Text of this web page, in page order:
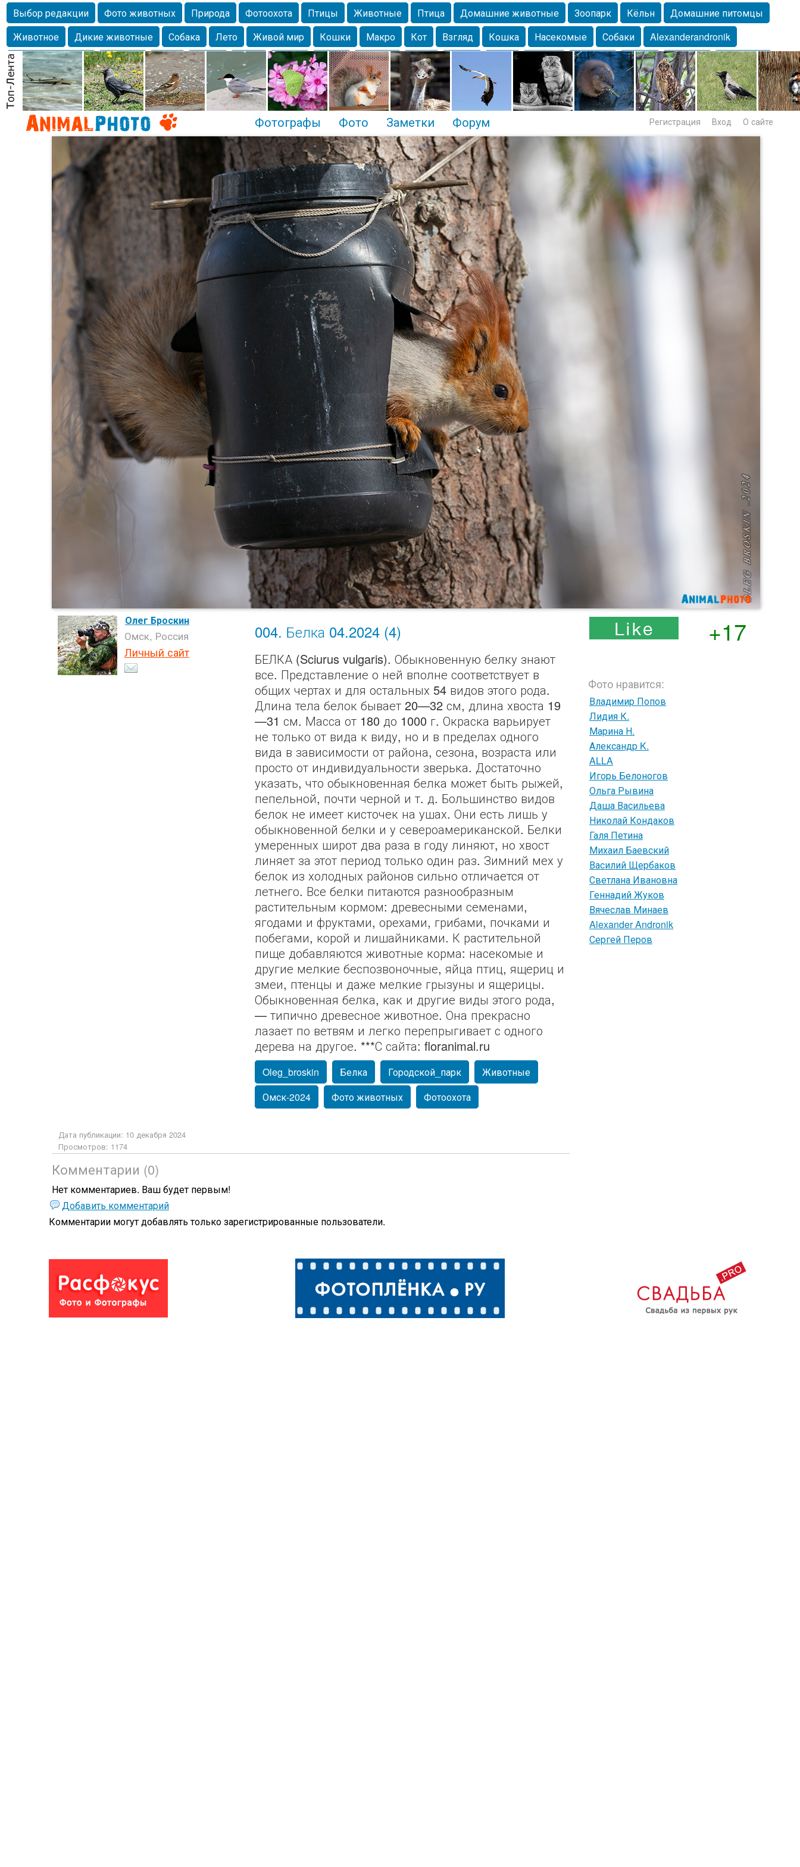
Выбор редакции Фото животных Природа Фотоохота Птицы Животные Птица Домашние животные Зоопарк Кёльн
Домашние питомцы
Животное
Дикие животные Собака Лето Живой мир Кошки Макро Кот Взгляд Кошка Насекомые Собаки
Alexanderandronik
Млекопитающие
Красота Фото Озеро Глаза Крым Весна Москва Парк Белка Морда Собачка Осень Портрет
Домашние
любимцы
Волгоград Лебедь Город Бабочка Чайка Лес Утки Николаев Насекомое Коты Lebert Дикие птицы Утка Самара
Лебеди
Спаниель
Фотографы Фото Заметки Форум Регистрация Вход О сайте
Олег Броскин
Омск, Россия
Личный сайт
004. Белка 04.2024 (4)
БЕЛКА (Sciurus vulgaris). Обыкновенную белку знают
все. Представление о ней вполне соответствует в
общих чертах и для остальных 54 видов этого рода.
Длина тела белок бывает 20—32 см, длина хвоста 19
—31 см. Масса от 180 до 1000 г. Окраска варьирует
не только от вида к виду, но и в пределах одного
вида в зависимости от района, сезона, возраста или
просто от индивидуальности зверька. Достаточно
указать, что обыкновенная белка может быть рыжей,
пепельной, почти черной и т. д. Большинство видов
белок не имеет кисточек на ушах. Они есть лишь у
обыкновенной белки и у североамериканской. Белки
умеренных широт два раза в году линяют, но хвост
линяет за этот период только один раз. Зимний мех у
белок из холодных районов сильно отличается от
летнего. Все белки питаются разнообразным
растительным кормом: древесными семенами,
ягодами и фруктами, орехами, грибами, почками и
побегами, корой и лишайниками. К растительной
пище добавляются животные корма: насекомые и
другие мелкие беспозвоночные, яйца птиц, ящериц и
змеи, птенцы и даже мелкие грызуны и ящерицы.
Обыкновенная белка, как и другие виды этого рода,
— типично древесное животное. Она прекрасно
лазает по ветвям и легко перепрыгивает с одного
дерева на другое. ***С сайта: floranimal.ru
Oleg_broskin Белка Городской_парк
Животные
Омск-2024
Фото животных Фотоохота
Дата публикации: 10 декабря 2024
Просмотров: 1174
+17
Фото нравится:
Владимир Попов
Лидия К.
Марина Н.
Александр K.
ALLA
Игорь Белоногов
Ольга Рывина
Даша Васильева
Николай Кондаков
Галя Петина
Михаил Баевский
Василий Щербаков
Светлана Ивановна
Геннадий Жуков
Вячеслав Минаев
Alexander Andronik
Сергей Перов
Комментарии (0)
Нет комментариев. Ваш будет первым!
Добавить комментарий
Комментарии могут добавлять толькозарегистрированные пользователи.